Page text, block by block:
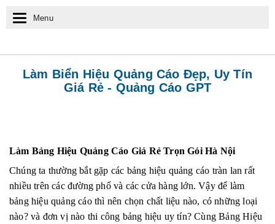
T
n
a
i
Menu
Làm Biển Hiệu Quảng Cáo Đẹp, Uy Tín
Giá Rẻ - Quảng Cáo GPT
Làm Bảng Hiệu Quảng Cáo Giá Rẻ Trọn Gói Hà Nội
Chúng ta thường bắt gặp các bảng hiệu quảng cáo tràn lan rất
nhiều trên các đường phố và các cửa hàng lớn. Vậy để làm
bảng hiệu quảng cáo thì nên chọn chất liệu nào, có những loại
nào? và đơn vị nào thi công bảng hiệu uy tín? Cùng Bảng Hiệu